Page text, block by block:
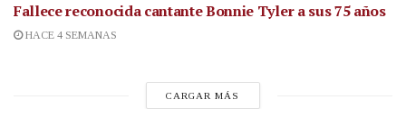
Fallece reconocida cantanteBonnie Tyler a sus 75 años
HACE 4 SEMANAS
CARGAR MÁS